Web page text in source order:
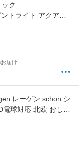
ク
トライト アクアシ
ーリング取付
用 ガラス 透明 LED
イレ 玄関 キッチン
届け
レーゲン schon シ
電球対応 北欧 おしゃ
用 天井照明 吊り下
ング キッチン 内玄
気 インテリア 工事